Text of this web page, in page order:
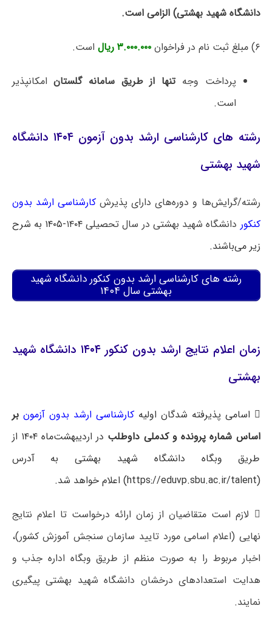
دانشگاه شهید بهشتی) الزامی است.
۶) مبلغ ثبت نام در فراخوان ۳.۰۰۰.۰۰۰ ریال است.
پرداخت وجهتنها از طریق سامانه گلستانامکانپذیر
است.
رشته های کارشناسی ارشد بدون آزمون ۱۴۰۴ دانشگاه
شهید بهشتی
رشته/گرایش‌ها و دوره‌های دارای پذیرشکارشناسی ارشد بدون
کنکور دانشگاه شهید بهشتی در سال تحصیلی ۱۴
۰۴-۱۴۰۵ به شرح
زیر می‌باشند.
رشته های کارشناسی ارشد بدون کنکور دانشگاه شهید
بهشتی سال ۱۴۰۴
زمان اعلام نتایج ارشد بدون کنکور ۱۴۰۴ دانشگاه شهید
بهشتی
 اسامی پذیرفته شدگان اولیه کارشناسی ارشد بدون آزمون بر
اساس شماره پرونده و کدملی داوطلب
در اردیبهشت‌ماه ۱۴۰۴ از
طریق وبگاه دانشگاه شهید بهشتی به آدرس
(https://eduvp.sbu.ac.ir/talent) اعلام خواهد شد.
 لازم است متقاضیان از زمان ارائه درخواست تا اعلام نتایج
نهایی (اعلام اسامی مورد تایید سازمان سنجش آموزش کشور)،
اخبار مربوط را به صورت منظم از طریق وبگاه اداره جذب و
هدایت استعدادهای درخشان دانشگاه شهید بهشتی پیگیری
نمایند.